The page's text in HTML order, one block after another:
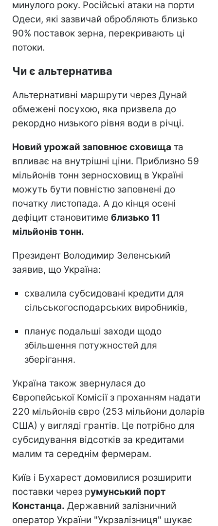
минулого року. Російські атаки на порти
Одеси, які зазвичай обробляють близько
90% поставок зерна, перекривають ці
потоки.
Чи є альтернатива
Альтернативні маршрути через Дунай
обмежені посухою, яка призвела до
рекордно низького рівня води в річці.
Новий урожай заповнює сховища та
впливає на внутрішні ціни. Приблизно 59
мільйонів тонн зерносховищ в Україні
можуть бути повністю заповнені до
початку листопада. А до кінця осені
дефіцит становитиме близько 11
мільйонів тонн.
Президент Володимир Зеленський
заявив, що Україна:
схвалила субсидовані кредити для
сільськогосподарських виробників,
планує подальші заходи щодо
збільшення потужностей для
зберігання.
Україна також звернулася до
Європейської Комісії з проханням надати
220 мільйонів євро (253 мільйони доларів
США) у вигляді грантів. Це потрібно для
субсидування відсотків за кредитами
малим та середнім фермерам.
Київ і Бухарест домовилися розширити
поставки через румунський порт
Констанца. Державний залізничний
оператор України "Укрзалізниця" шукає